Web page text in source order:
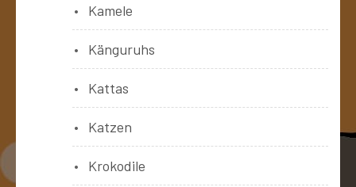
Kamele
Känguruhs
Kattas
Katzen
Krokodile